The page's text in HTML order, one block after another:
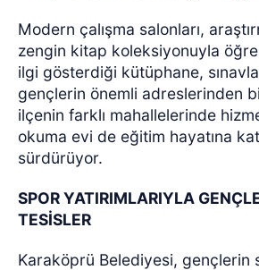
Modern çalışma salonları,
zengin kitap koleksiyonuyla
ilgi gösterdiği kütüphane,
gençlerin önemli adreslerinden
ilçenin farklı mahallelerinde
okuma evi de eğitim hayatına
sürdürüyor.
SPOR YATIRIMLARIYLA
TESİSLER
Karaköprü Belediyesi, gençlerin